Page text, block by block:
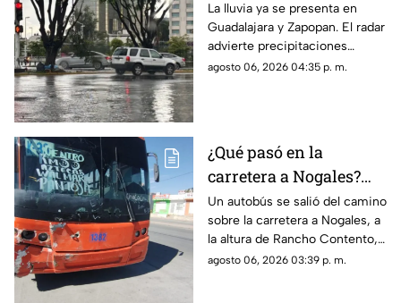
zonas están afectadas
en el Área
Metropolitana de
Guadalajara?
La lluvia ya se presenta en
Guadalajara y Zapopan. El radar
advierte precipitaciones
moderadas a fuertes y
agosto 06, 2026 04:35 p. m.
¿Qué pasó en la
carretera a Nogales?
Accidente de autobús
genera largas filas
Un autobús se salió del camino
sobre la carretera a Nogales, a
la altura de Rancho Contento,
provocando largas filas hacia
agosto 06, 2026 03:39 p. m.